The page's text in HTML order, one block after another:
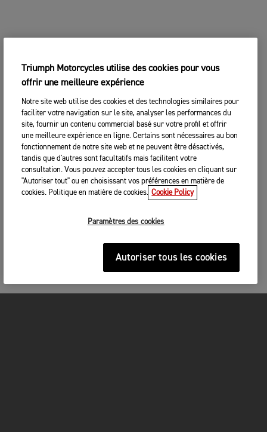
Triumph Motorcycles utilise des cookies pour vous
offrir une meilleure expérience
Notre site web utilise des cookies et des technologies similaires pour
faciliter votre navigation sur le site, analyser les performances du
site, fournir un contenu commercial basé sur votre profil et offrir
une meilleure expérience en ligne. Certains sont nécessaires au bon
fonctionnement de notre site web et ne peuvent être désactivés,
tandis que d'autres sont facultatifs mais facilitent votre
consultation. Vous pouvez accepter tous les cookies en cliquant sur
"Autoriser tout" ou en choisissant vos préférences en matière de
cookies. Politique en matière de cookies. Cookie Policy
Paramètres des cookies
Autoriser tous les cookies